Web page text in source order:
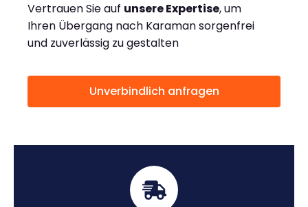
Vertrauen Sie auf unsere Expertise, um
Ihren Übergang nach Karaman sorgenfrei
und zuverlässig zu gestalten
Unverbindlich anfragen